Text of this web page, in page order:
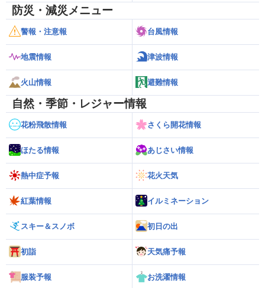
防災・減災メニュー
警報・注意報 台風情報
地震情報 津波情報
火山情報 避難情報
自然・季節・レジャー情報
花粉飛散情報 さくら開花情報
ほたる情報 あじさい情報
熱中症予報 花火天気
紅葉情報 イルミネーション
スキー＆スノボ 初日の出
初詣 天気痛予報
服装予報 お洗濯情報